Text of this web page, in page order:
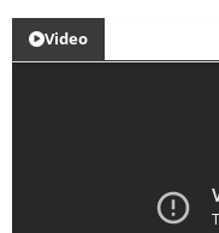
Video